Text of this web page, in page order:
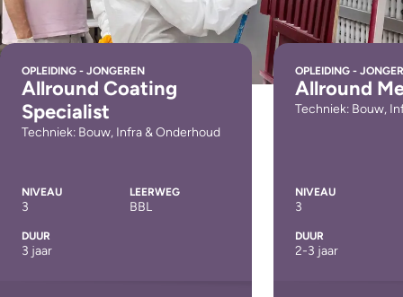
OPLEIDING - JONGEREN
Allround Coating
Specialist
Techniek: Bouw, Infra & Onderhoud
NIVEAU
3
LEERWEG
BBL
DUUR
3 jaar
OPLEIDING -
Allround
Techniek: Bouw,
NIVEAU
3
DUUR
2-3 jaar